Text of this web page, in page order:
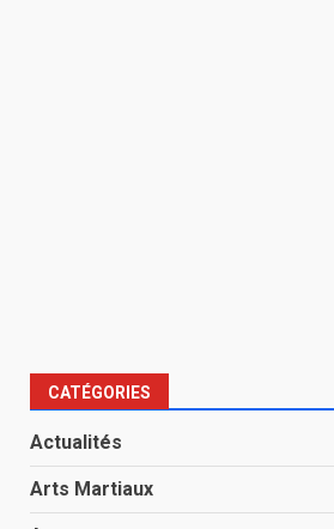
CATÉGORIES
Actualités
Arts Martiaux